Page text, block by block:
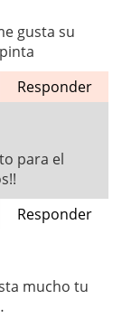
gusta su
Responder
para el
Responder
mucho tu